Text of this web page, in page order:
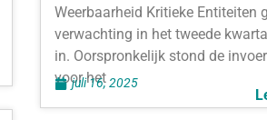
Weerbaarheid Kritieke Entiteiten
verwachting in het tweede
in. Oorspronkelijk stond de
voor het
juli 16, 2025